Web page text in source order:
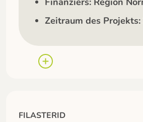
Zeitraum des
FILASTERID